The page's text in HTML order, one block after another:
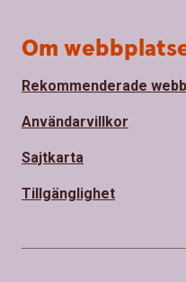
Om
Rekommenderade
Användarvillkor
Sajtkarta
Tillgänglighet